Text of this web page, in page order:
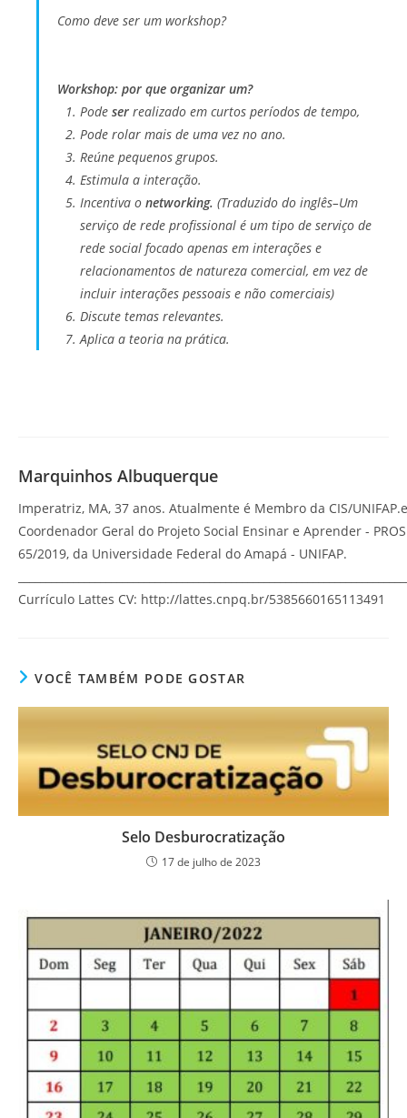
Como deve ser um workshop?
Workshop: por que organizar um?
Pode ser realizado em curtos períodos de tempo,
Pode rolar mais de uma vez no ano.
Reúne pequenos grupos.
Estimula a interação.
Incentiva o networking. (Traduzido do inglês–Um
serviço de rede profissional é um tipo de serviço de
rede social focado apenas em interações e
relacionamentos de natureza comercial, em vez de
incluir interações pessoais e não comerciais)
Discute temas relevantes.
Aplica a teoria na prática.
Marquinhos Albuquerque
Imperatriz, MA, 37 anos. Atualmente é Membro da CIS/UNIFAP.e
Coordenador Geral do Projeto Social Ensinar e Aprender -
65/2019, da Universidade Federal do Amapá - UNIFAP.
Currículo Lattes CV: http://lattes.cnpq.br/5385660165113491
VOCÊ TAMBÉM PODE GOSTAR
Selo Desburocratização
17 de julho de 2023